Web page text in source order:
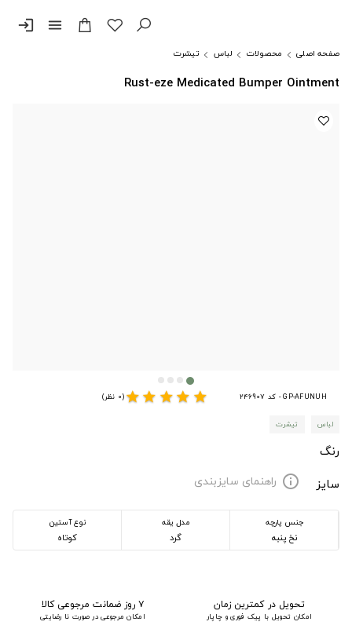
menu
login
صفحه اصلی محصولات لباس تیشرت
Rust-eze Medicated Bumper Ointment
GP-AFUNUH - کد 246907 star
star
star
star
star(0 نظر)
لباس تیشرت
رنگ
سایز
info راهنمای سایزبندی
جنس پارچه
نخ پنبه
مدل یقه
گرد
نوع آستین
کوتاه
تحویل در کمترین زمان
امکان تحویل با پیک فوری و چاپار
۷ روز ضمانت مرجوعی کالا
امکان مرجوعی در صورت نا رضایتی